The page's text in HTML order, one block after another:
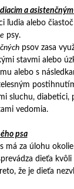
a
ľudia alebo
psy.
psov zasa
stavmi alebo
alebo s
sluchu, diabetici,
vedomia.
psa
má za úlohu
dieťa
že je dieťa